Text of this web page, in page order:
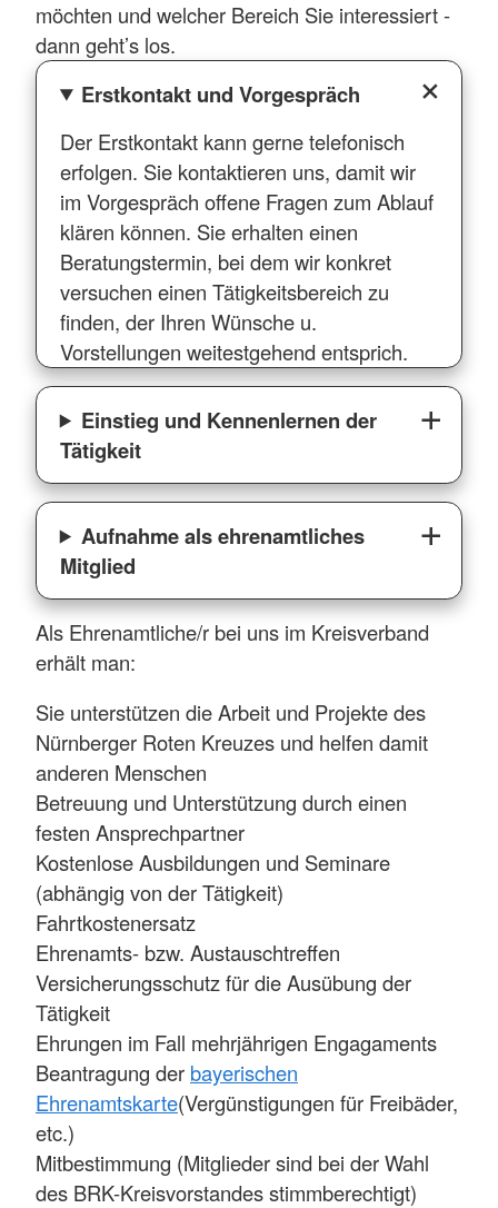
möchten und welcher Bereich Sie interessiert -
dann geht’s los.
Erstkontakt und Vorgespräch
Der Erstkontakt kann gerne telefonisch
erfolgen. Sie kontaktieren uns, damit wir
im Vorgespräch offene Fragen zum Ablauf
klären können. Sie erhalten einen
Beratungstermin, bei dem wir konkret
versuchen einen Tätigkeitsbereich zu
finden, der Ihren Wünsche u.
Vorstellungen weitestgehend entsprich.
Einstieg und Kennenlernen der
Tätigkeit
Aufnahme als ehrenamtliches
Mitglied
Als Ehrenamtliche/r bei uns im Kreisverband
erhält man:
Sie unterstützen die Arbeit und Projekte des
Nürnberger Roten Kreuzes und helfen damit
anderen Menschen
Betreuung und Unterstützung durch einen
festen Ansprechpartner
Kostenlose Ausbildungen und Seminare
(abhängig von der Tätigkeit)
Fahrtkostenersatz
Ehrenamts- bzw. Austauschtreffen
Versicherungsschutz für die Ausübung der
Tätigkeit
Ehrungen im Fall mehrjährigen Engagaments
Beantragung der bayerischen
Ehrenamtskarte(Vergünstigungen für Freibäder,
etc.)
Mitbestimmung (Mitglieder sind bei der Wahl
des BRK-Kreisvorstandes stimmberechtigt)